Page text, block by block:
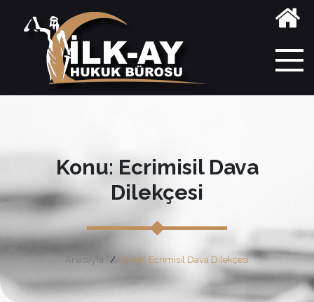
Konu: Ecrimisil Dava
Dilekçesi
Anasayfa Etiket: Ecrimisil Dava Dilekçesi